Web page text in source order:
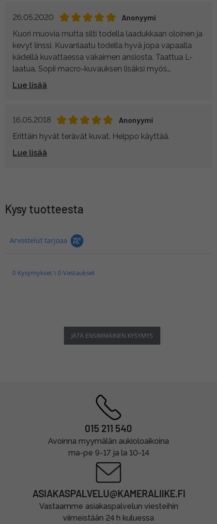
26.05.2020
Anonyymi
Kuori muovia mutta silti todella laadukkaan oloinen ja
kevyt linssi. Kuvanlaatu todella hyvä jopa vapaalla
kädellä kuvattaessa vakaimen ansiosta. Taattua L-
laatua. Sopii macro-kuvauksen lisäksi myös
loistavasti muuhun kuvauskäyttöön kuten
muotokuvaukseen.
Lue lisää
16.05.2018
Anonyymi
Erittäin hyvät terävät kuvat. Helppo käyttää.
Lue lisää
Kysy tuotteesta
Arvostelut tarjoaa
0 Kysymykset \ 0 Vastaukset
JÄTÄ ENSIMMÄINEN KYSYMYS
015 211 540
Avoinna myymälän aukioloaikoina
ma-pe 9-17 ja la 10-14
ASIAKASPALVELU@KAMERALIIKE.FI
Vastaamme asiakaspalvelun viesteihin
viimeistään 24 h kuluessa